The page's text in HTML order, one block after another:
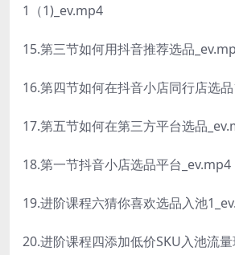
1（1)_ev.mp4
15.第三节如何用抖音推荐选品
16.第四节如何在抖音小店同行店选
17.第五节如何在第三方平台选品
18.第一节抖音小店选品平台_ev.mp4
19.进阶课程六猜你喜欢选品入池
20.进阶课程四添加低价SKU入池流